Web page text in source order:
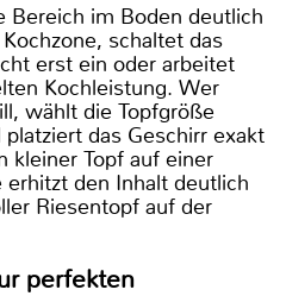
Bereich im Boden deutlich
schaltet das
erst ein oder arbeitet
Kochleistung. Wer
wählt die Topfgröße
das Geschirr exakt
kleiner Topf auf einer
erhitzt den Inhalt deutlich
Riesentopf auf der
perfekten